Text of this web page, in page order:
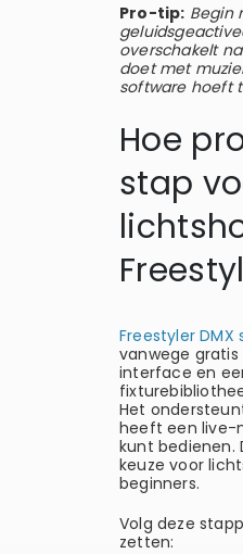
Pro-tip: Begin
overschakelt
doet met
software hoeft
Hoe
stap
Freestyler DMX
vanwege
interface en
Het
heeft een live-
kunt bedienen.
keuze voor
beginners.
Volg deze
zetten: